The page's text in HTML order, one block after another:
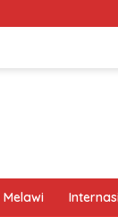
Raih
Melawi